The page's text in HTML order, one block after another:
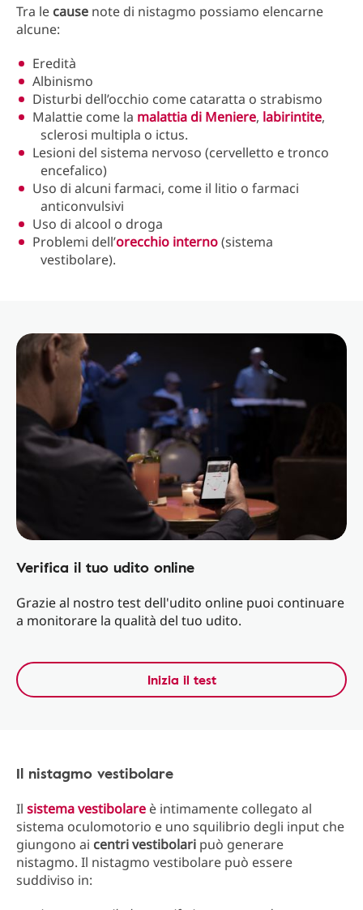
Tra le cause note di nistagmo possiamo elencarne
alcune:
Eredità
Albinismo
Disturbi dell’occhio come cataratta o strabismo
Malattie come la malattia di Meniere, labirintite,
sclerosi multipla o ictus.
Lesioni del sistema nervoso (cervelletto e tronco
encefalico)
Uso di alcuni farmaci, come il litio o farmaci
anticonvulsivi
Uso di alcool o droga
Problemi dell’orecchio interno(sistema
vestibolare).
Verifica il tuo udito online
Grazie al nostro test dell'udito online puoi continuare
a monitorare la qualità del tuo udito.
Inizia il test
Il nistagmo vestibolare
Il sistema vestibolare è intimamente collegato al
sistema oculomotorio e uno squilibrio degli input che
giungono ai centrivestibolari può generare
nistagmo. Il nistagmo vestibolare può essere
suddiviso in: